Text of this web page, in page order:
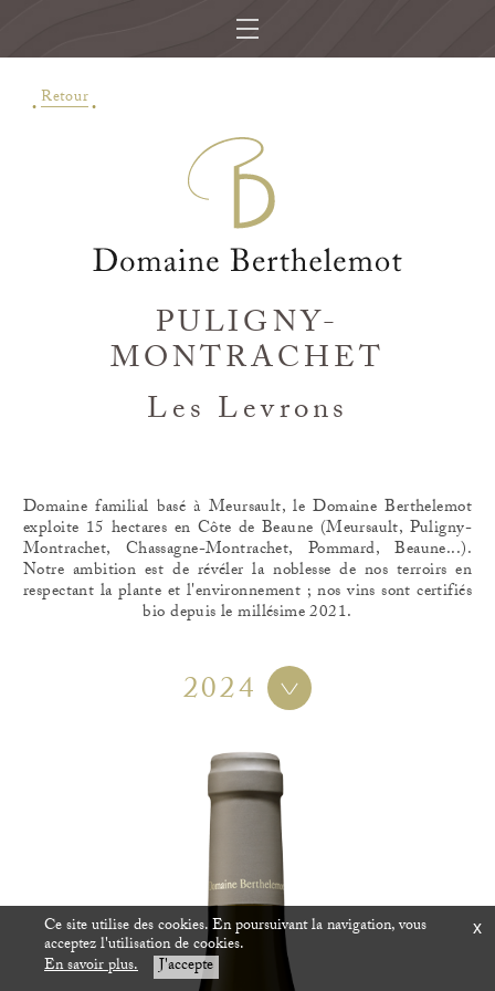
Retour
PULIGNY-
MONTRACHET
Les Levrons
Domaine familial basé à Meursault, le Domaine Berthelemot
exploite 15 hectares en Côte de Beaune (Meursault, Puligny-
Montrachet, Chassagne-Montrachet, Pommard, Beaune...).
Notre ambition est de révéler la noblesse de nos terroirs en
respectant la plante et l'environnement ; nos vins sont certifiés
bio depuis le millésime 2021.
2024
Ce site utilise des cookies. En poursuivant la navigation, vous
acceptez l'utilisation de cookies.
En savoir plus. J'accepte
x